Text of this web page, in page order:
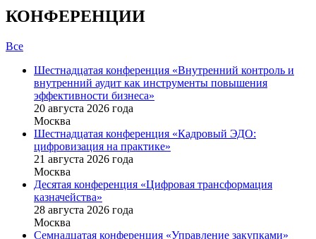
КОНФЕРЕНЦИИ
Все
Шестнадцатая конференция «Внутренний контроль и
внутренний аудит как инструменты повышения
эффективности бизнеса»
20 августа 2026 года
Москва
Шестнадцатая конференция «Кадровый ЭДО:
цифровизация на практике»
21 августа 2026 года
Москва
Десятая конференция «Цифровая трансформация
казначейства»
28 августа 2026 года
Москва
Семнадцатая конференция «Управление закупками»